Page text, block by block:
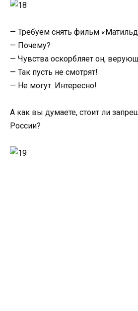
— Требуем снять фильм
— Почему?
— Чувства оскорбляет он,
— Так пусть не смотрят!
— Не могут. Интересно!
А как вы думаете, стоит ли
России?